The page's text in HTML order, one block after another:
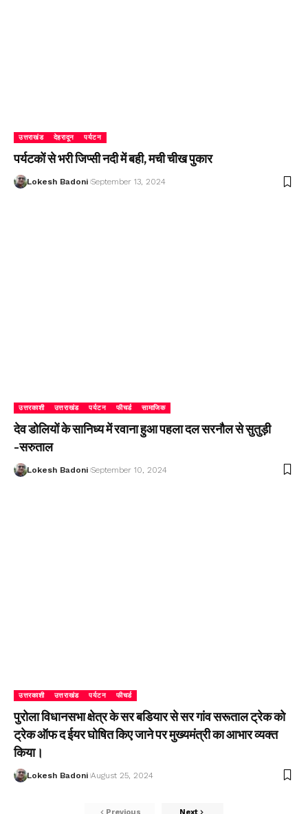
उत्तराखंड देहरादून पर्यटन
पर्यटकों से भरी जिप्सी नदी में बही, मची चीख पुकार
Lokesh Badoni September 13, 2024
उत्तरकाशी उत्तराखंड पर्यटन फीचर्ड सामाजिक
देव डोलियों के सानिध्य में रवाना हुआ पहला दल सरनौल से सुतुड़ी
-सरुताल
Lokesh Badoni September 10, 2024
उत्तरकाशी उत्तराखंड पर्यटन फीचर्ड
पुरोला विधानसभा क्षेत्र के सर बडियार से सर गांव सरूताल ट्रेक को
ट्रेक ऑफ द ईयर घोषित किए जाने पर मुख्यमंत्री का आभार व्यक्त
किया।
Lokesh Badoni August 25, 2024